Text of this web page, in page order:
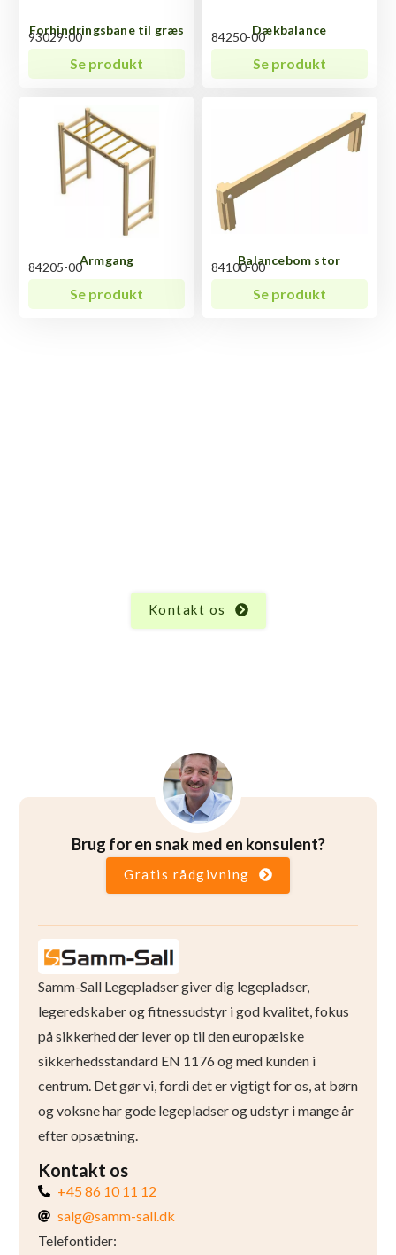
Forhindringsbane til græs
93029-00
Se produkt
Dækbalance
84250-00
Se produkt
Armgang
84205-00
Se produkt
Balancebom stor
84100-00
Se produkt
Kontakt os
Brug for en snak med en konsulent?
Gratis rådgivning
Samm-Sall Legepladser giver dig legepladser,
legeredskaber og fitnessudstyr i god kvalitet, fokus
på sikkerhed der lever op til den europæiske
sikkerhedsstandard EN 1176 og med kunden i
centrum. Det gør vi, fordi det er vigtigt for os, at børn
og voksne har gode legepladser og udstyr i mange år
efter opsætning.
Kontakt os
+45 86 10 11 12
salg@samm-sall.dk
Telefontider: